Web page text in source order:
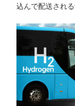
込んで配送される